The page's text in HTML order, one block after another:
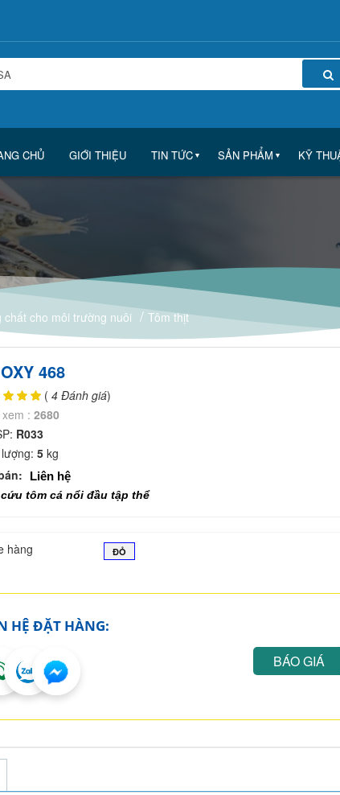
CHỦ GIỚI THIỆU TIN TỨC ▼ SẢN PHẨM ▼ KỸ
chất cho môi trường nuôi Tôm thịt
468
( 4 Đánh giá)
: 2680
R033
5 kg
Liên hệ
tôm cá nổi đầu tập thể
hàng ĐỎ
HỆ ĐẶT HÀNG:
BÁO GIÁ